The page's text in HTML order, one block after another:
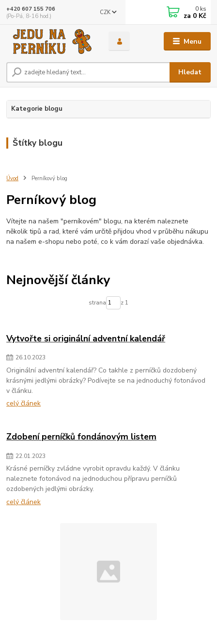
Menu
CZK
Hledat
+420 607 155 706
(Po-Pá, 8-16 hod.)
0 ks
za 0 Kč
Kategorie blogu
Štítky blogu
Úvod Perníkový blog
Perníkový blog
Vítejte na našem "perníkovém" blogu, na kterém naleznete
několik tipů a rad, které vám určitě přijdou vhod v průběhu nákupu
na našem e-shopu nebo poté, co k vám dorazí vaše objednávka.
Nejnovější články
strana z 1
Vytvořte si originální adventní kalendář
26.10.2023
Originální adventní kalendář? Co takhle z perníčků dozdobený
krásnými jedlými obrázky? Podívejte se na jednoduchý fotonávod
v článku.
celý článek
Zdobení perníčků fondánovým listem
22.01.2023
Krásné perníčky zvládne vyrobit opravdu každý. V článku
naleznete fotonávod na jednoduchou přípravu perníčků
ozdobených jedlými obrázky.
celý článek